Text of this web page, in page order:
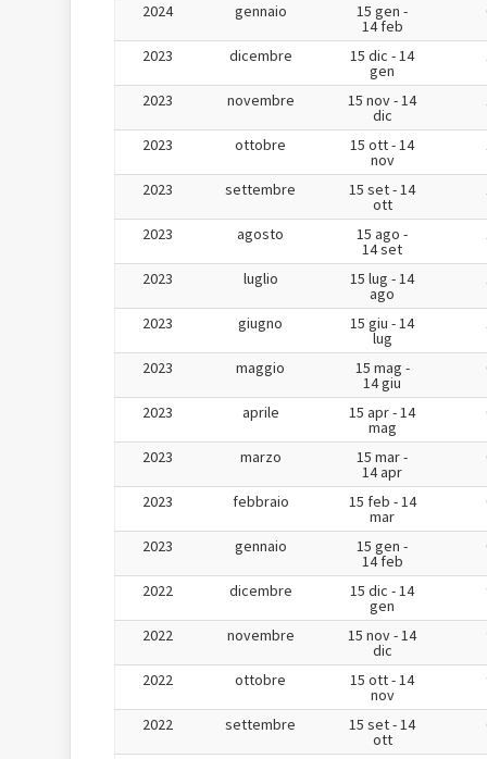
2024 gennaio 15 gen -
14 feb
2023 dicembre 15 dic - 14
gen
2023 novembre 15 nov - 14
dic
2023 ottobre 15 ott - 14
nov
2023 settembre 15 set - 14
ott
2023 agosto 15 ago -
14 set
2023 luglio 15 lug - 14
ago
2023 giugno 15 giu - 14
lug
2023 maggio 15 mag -
14 giu
2023 aprile 15 apr - 14
mag
2023 marzo 15 mar -
14 apr
2023 febbraio 15 feb - 14
mar
2023 gennaio 15 gen -
14 feb
2022 dicembre 15 dic - 14
gen
2022 novembre 15 nov - 14
dic
2022 ottobre 15 ott - 14
nov
2022 settembre 15 set - 14
ott